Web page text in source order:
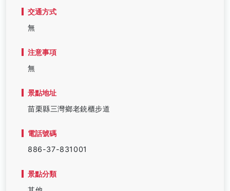
交通方式
無
注意事項
無
景點地址
苗栗縣三灣鄉老銃櫃步道
電話號碼
886-37-831001
景點分類